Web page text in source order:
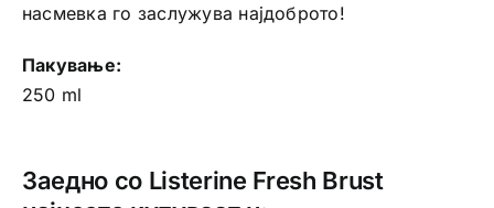
насмевка го заслужува најдоброто!
Пакување:
250 ml
Заедно со Listerine Fresh Brust